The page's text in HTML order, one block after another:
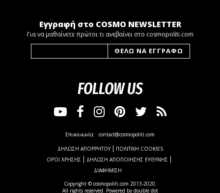
Εγγραφή στο COSMO NEWSLETTER
Για να μαθαίνετε πρώτοι τι ανεβαίνει στο cosmopoliti.com
FOLLOW US
Copyright © cosmopoliti.com 2013-2020.
All rights reserved. Powered by double dot
Επικοινωνία: contact@cosmopoliti.com
ΔΗΛΩΣΗ ΑΠΟΡΡΗΤΟΥ
ΠΟΛΙΤΙΚΗ COOKIES
ΟΡΟΙ ΧΡΗΣΗΣ
ΔΗΛΩΣΗ ΑΠΟΠΟΙΗΣΗΣ ΕΥΘΥΝΗΣ
ΔΙΑΦΗΜΙΣΗ